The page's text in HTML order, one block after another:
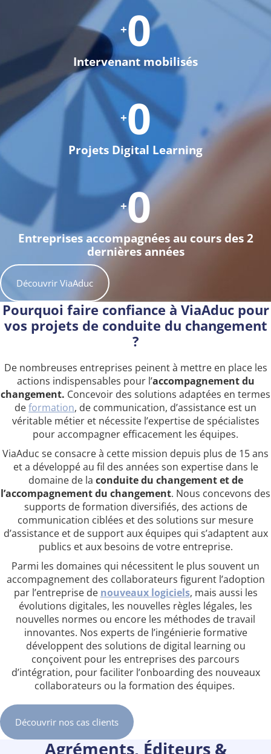
+0
Intervenant mobilisés
+0
Projets Digital Learning
+0
Entreprises accompagnées au cours des 2
dernières années
Découvrir ViaAduc
Pourquoi faire confiance à ViaAduc pour
vos projets de conduite du changement
?
De nombreuses entreprises peinent à mettre en place les
actions indispensables pour l’accompagnement du
changement. Concevoir des solutions adaptées en termes
deformation, de communication, d’assistance est un
véritable métier et nécessite l’expertise de spécialistes
pour accompagner efficacement les équipes.
ViaAduc se consacre à cette mission depuis plus de 15 ans
et a développé au fil des années son expertise dans le
domaine de la conduite du changement et de
l’accompagnement du changement. Nous concevons des
supports de formation diversifiés, des actions de
communication ciblées et des solutions sur mesure
d’assistance et de support aux équipes qui s’adaptent aux
publics et aux besoins de votre entreprise.
Parmi les domaines qui nécessitent le plus souvent un
accompagnement des collaborateurs figurent l’adoption
par l’entreprise de nouveaux logiciels, mais aussi les
évolutions digitales, les nouvelles règles légales, les
nouvelles normes ou encore les méthodes de travail
innovantes. Nos experts de l’ingénierie formative
développent des solutions de digital learning ou
conçoivent pour les entreprises des parcours
d’intégration, pour faciliter l’onboarding des nouveaux
collaborateurs ou la formation des équipes.
Découvrir nos cas clients
Agréments, Éditeurs &